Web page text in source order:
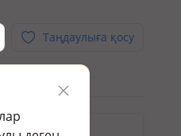
Таңдаулыға қосу